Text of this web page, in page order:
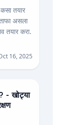
तयार
असला
तयार करा.
16, 2025
- खोट्या